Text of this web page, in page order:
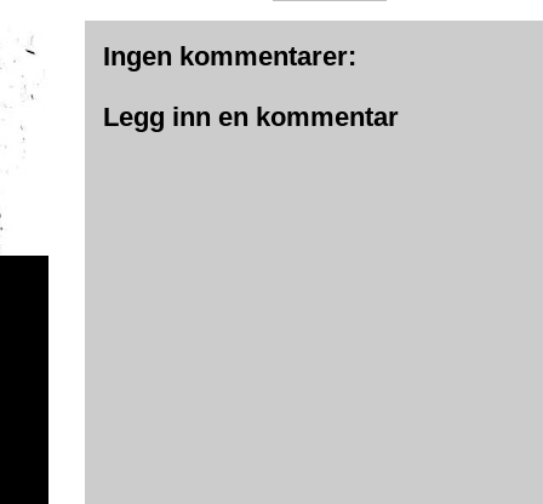
Ingen kommentarer:
Legg inn en kommentar